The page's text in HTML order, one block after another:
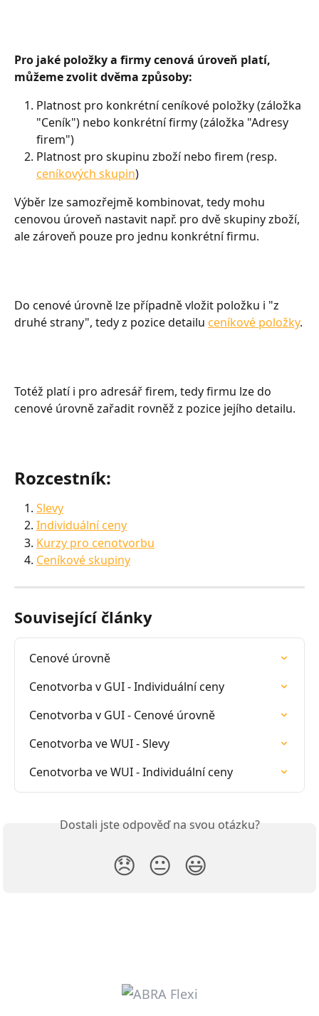
Pro jaké položky a firmy cenová úroveň platí,
můžeme zvolit dvěma způsoby:
Platnost pro konkrétní ceníkové položky (záložka
"Ceník") nebo konkrétní firmy (záložka "Adresy
firem")
Platnost pro skupinu zboží nebo firem (resp.
ceníkových skupin)
Výběr lze samozřejmě kombinovat, tedy mohu
cenovou úroveň nastavit např. pro dvě skupiny zboží,
ale zároveň pouze pro jednu konkrétní firmu.
Do cenové úrovně lze případně vložit položku i "z
druhé strany", tedy z pozice detailu ceníkové položky.
Totéž platí i pro adresář firem, tedy firmu lze do
cenové úrovně zařadit rovněž z pozice jejího detailu.
Rozcestník:
Slevy
Individuální ceny
Kurzy pro cenotvorbu
Ceníkové skupiny
Související články
Cenové úrovně
Cenotvorba v GUI - Individuální ceny
Cenotvorba v GUI - Cenové úrovně
Cenotvorba ve WUI - Slevy
Cenotvorba ve WUI - Individuální ceny
Dostali jste odpověď na svou otázku?
😞 😐 😃